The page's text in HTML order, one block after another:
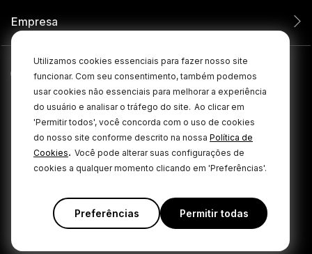
Utilizamos cookies essenciais para fazer nosso site
funcionar. Com seu consentimento, também podemos
usar cookies não essenciais para melhorar a experiência
do usuário e analisar o tráfego do site. Ao clicar em
'Permitir todos', você concorda com o uso de cookies
do nosso site conforme descrito na nossa Política de
Cookies. Você pode alterar suas configurações de
cookies a qualquer momento clicando em 'Preferências'.
Preferências Permitir todas
Empresa
© 2026 RØDE Todos os direitos reservados.
Política de privacidade | Termos e condições Cookie Policy